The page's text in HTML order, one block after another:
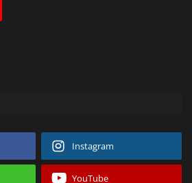
Instagram
YouTube